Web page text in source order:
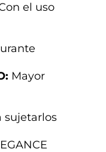
el uso
Mayor
sujetarlos